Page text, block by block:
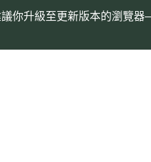
你升級至更新版本的瀏覽器